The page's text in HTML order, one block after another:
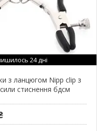
24 дні
з ланцюгом Nipp clip з
стиснення бдсм